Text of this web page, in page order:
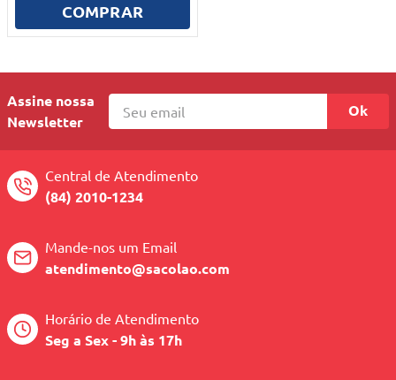
COMPRAR
Assine nossa
Newsletter
Ok
Central de Atendimento
(84) 2010-1234
Mande-nos um Email
atendimento@sacolao.com
Horário de Atendimento
Seg a Sex - 9h às 17h